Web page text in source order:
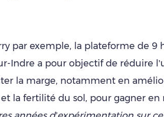
par exemple, la plateforme de 9
Indre a pour objectif de réduire
la marge, notamment en
la fertilité du sol, pour gagner en